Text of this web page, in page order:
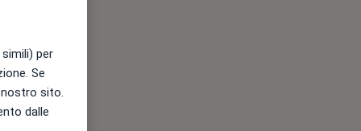
Mer,
per
Se
sito.
dalle